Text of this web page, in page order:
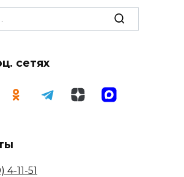
сетях
4-11-51